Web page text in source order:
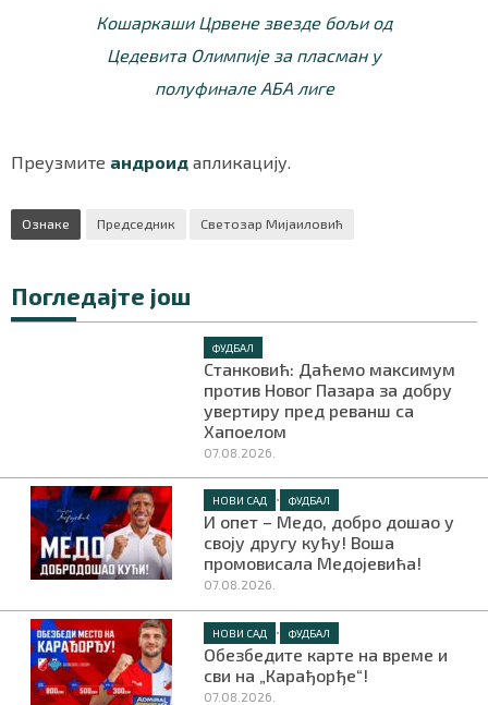
Кошаркаши Црвене звезде бољи од
Цедевита Олимпије за пласман у
полуфинале АБА лиге
Преузмите андроид апликацију.
Ознаке Председник Светозар Мијаиловић
Погледајте још
ФУДБАЛ
Станковић: Даћемо максимум
против Новог Пазара за добру
увертиру пред реванш са
Хапоелом
07.08.2026.
НОВИ САД • ФУДБАЛ
И опет – Медо, добро дошао у
своју другу кућу! Воша
промовисала Медојевића!
07.08.2026.
НОВИ САД • ФУДБАЛ
Обезбедите карте на време и
сви на „Карађорђе“!
07.08.2026.
ПРЕУЗМИТЕ НАШУ АПЛИКАЦИЈУ